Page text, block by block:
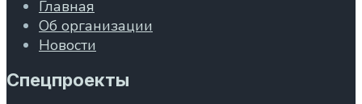
Главная
Об организации
Новости
Спецпроекты